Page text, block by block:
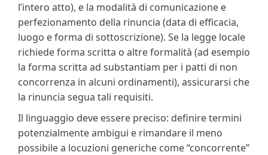
l’intero atto), e la modalità di comunicazione e
perfezionamento della rinuncia (data di efficacia,
luogo e forma di sottoscrizione). Se la legge locale
richiede forma scritta o altre formalità (ad esempio
la forma scritta ad substantiam per i patti di non
concorrenza in alcuni ordinamenti), assicurarsi che
la rinuncia segua tali requisiti.
Il linguaggio deve essere preciso: definire termini
potenzialmente ambigui e rimandare il meno
possibile a locuzioni generiche come “concorrente”